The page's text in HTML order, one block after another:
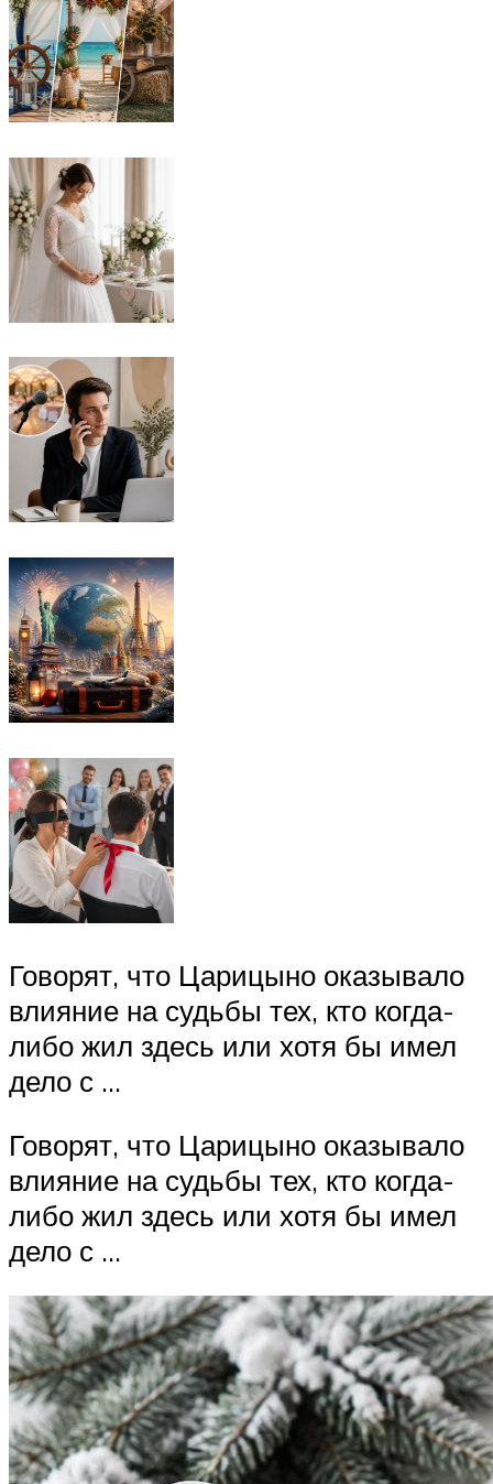
Говорят, что Царицыно оказывало
влияние на судьбы тех, кто когда-
либо жил здесь или хотя бы имел
дело с …
Говорят, что Царицыно оказывало
влияние на судьбы тех, кто когда-
либо жил здесь или хотя бы имел
дело с …